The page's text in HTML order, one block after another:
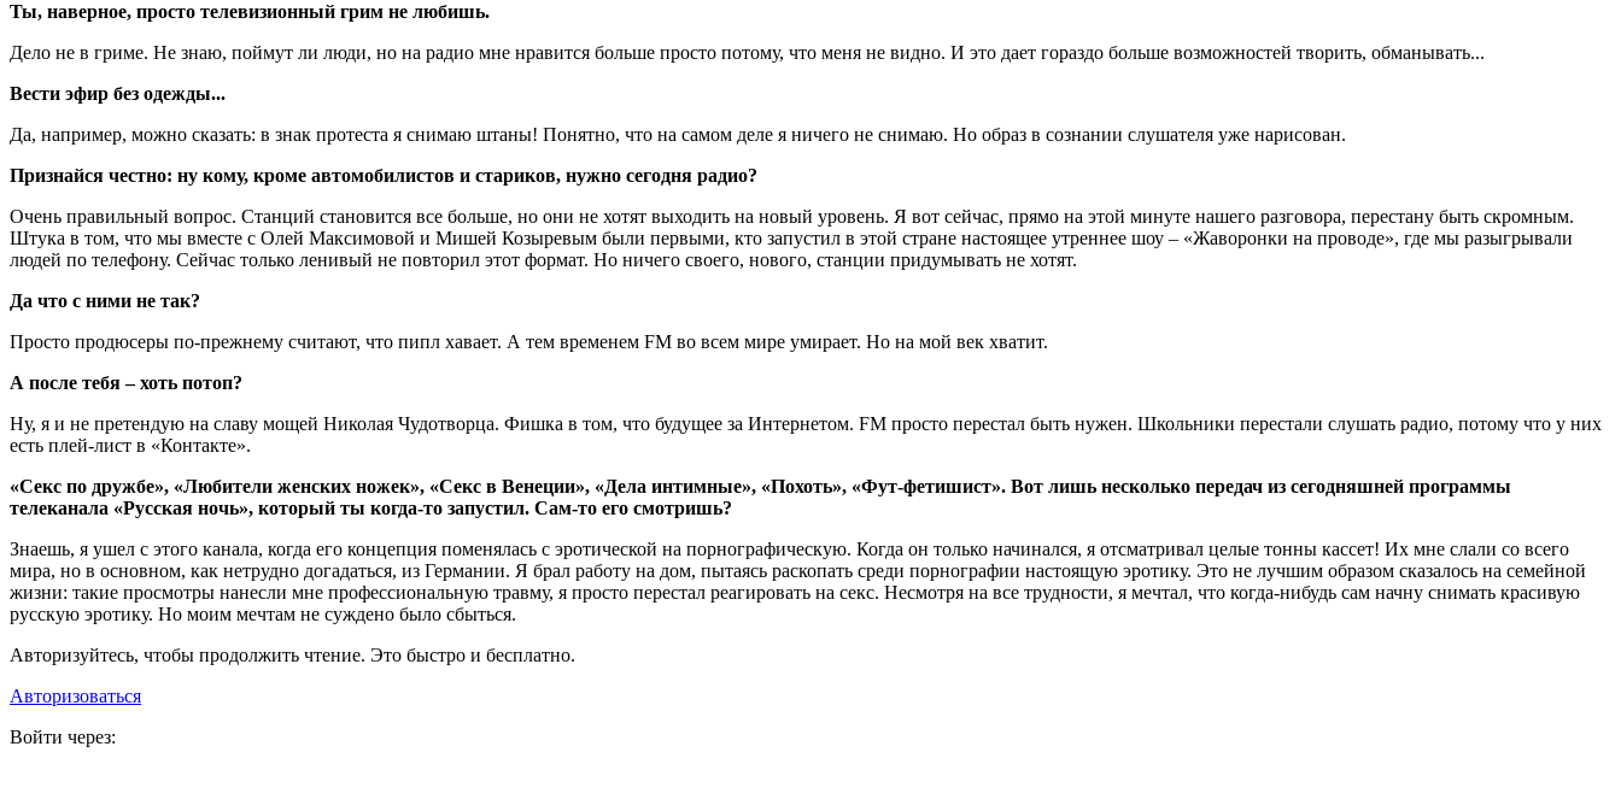
Ты, наверное, просто телевизионный грим не любишь.
Дело не в гриме. Не знаю, поймут ли люди, но на радио мне нравится больше просто потому, что меня не видно. И это дает гораздо больше возможностей творить, обманывать...
Вести эфир без одежды...
Да, например, можно сказать: в знак протеста я снимаю штаны! Понятно, что на самом деле я ничего не снимаю. Но образ в сознании слушателя уже нарисован.
Признайся честно: ну кому, кроме автомобилистов и стариков, нужно сегодня радио?
Очень правильный вопрос. Станций становится все больше, но они не хотят выходить на новый уровень. Я вот сейчас, прямо на этой минуте нашего разговора, перестану быть скромным.
Штука в том, что мы вместе с Олей Максимовой и Мишей Козыревым были первыми, кто запустил в этой стране настоящее утреннее шоу – «Жаворонки на проводе», где мы разыгрывали
людей по телефону. Сейчас только ленивый не повторил этот формат. Но ничего своего, нового, станции придумывать не хотят.
Да что с ними не так?
Просто продюсеры по-прежнему считают, что пипл хавает. А тем временем FM во всем мире умирает. Но на мой век хватит.
А после тебя – хоть потоп?
Ну, я и не претендую на славу мощей Николая Чудотворца. Фишка в том, что будущее за Интернетом. FM просто перестал быть нужен. Школьники перестали слушать радио, потому что у них
есть плей-лист в «Контакте».
«Секс по дружбе», «Любители женских ножек», «Секс в Венеции», «Дела интимные», «Похоть», «Фут-фетишист». Вот лишь несколько передач из сегодняшней программы
телеканала «Русская ночь», который ты когда-то запустил. Сам-то его смотришь?
Знаешь, я ушел с этого канала, когда его концепция поменялась с эротической на порнографическую. Когда он только начинался, я отсматривал целые тонны кассет! Их мне слали со всего
мира, но в основном, как нетрудно догадаться, из Германии. Я брал работу на дом, пытаясь раскопать среди порнографии настоящую эротику. Это не лучшим образом сказалось на семейной
жизни: такие просмотры нанесли мне профессиональную травму, я просто перестал реагировать на секс. Несмотря на все трудности, я мечтал, что когда-нибудь сам начну снимать красивую
русскую эротику. Но моим мечтам не суждено было сбыться.
Авторизуйтесь, чтобы продолжить чтение. Это быстро и бесплатно.
Авторизоваться
Войти через: